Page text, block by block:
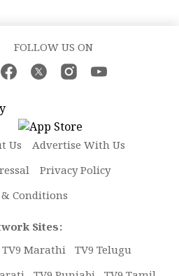
FOLLOW US ON
Us
Advertise With Us
Privacy Policy
Conditions
Sites:
TV9 Marathi TV9 Telugu